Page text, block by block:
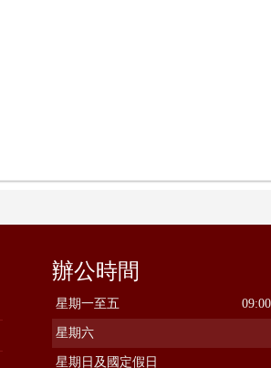
辦公時間
星期一至五
星期六
星期日及國定假日